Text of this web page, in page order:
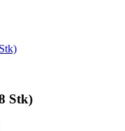
Stk)